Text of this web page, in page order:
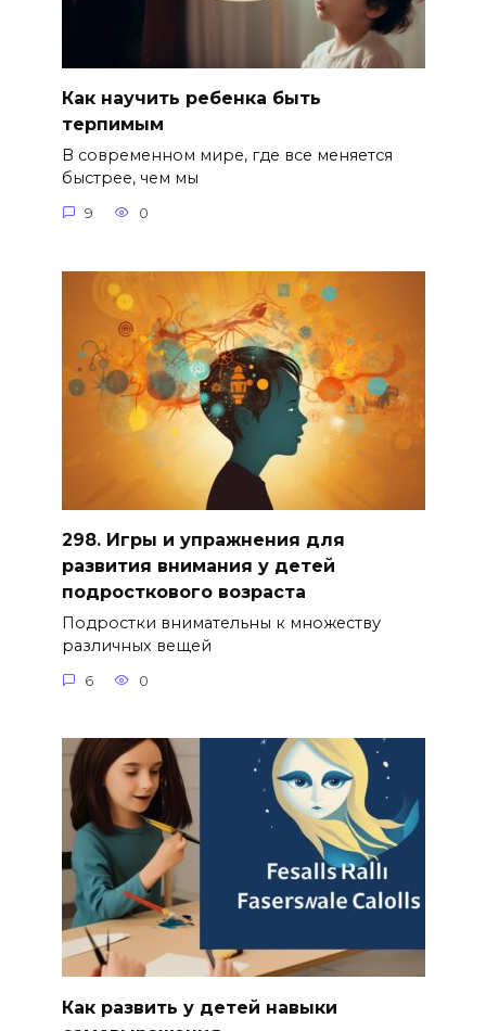
Как научить ребенка быть
терпимым
В современном мире, где все меняется
быстрее, чем мы
9 0
298. Игры и упражнения для
развития внимания у детей
подросткового возраста
Подростки внимательны к множеству
различных вещей
6 0
Как развить у детей навыки